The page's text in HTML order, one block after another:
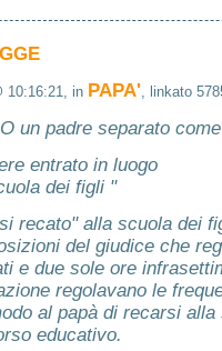
10:16:21, in PAPA', linkato
un padre separato
entrato in luogo
dei figli "
recato" alla scuola dei
del giudice che
e due sole ore
regolavano le
al papà di recarsi
educativo.